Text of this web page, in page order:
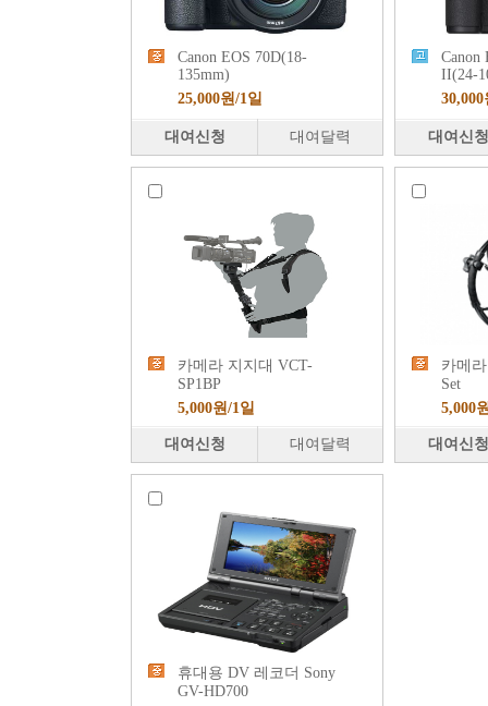
Canon EOS 70D(18-
135mm)
25,000원/1일
대여신청 대여달력
Canon
II(24-
대여신청
카메라 지지대 VCT-
SP1BP
5,000원/1일
대여신청 대여달력
카메
Set
5,000
대여신청
휴대용 DV 레코더 Sony
GV-HD700